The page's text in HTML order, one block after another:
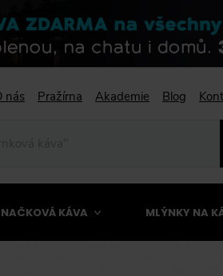
nás Pražírna Akademie Blog
KÁVA MLÝNKY NA